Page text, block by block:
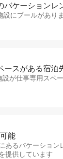
バ⁠ケ⁠ー⁠シ⁠ョ⁠ンレ⁠
設にプールがあり
ー⁠スがあ⁠る宿⁠泊⁠
設が仕事専用スペ
能
あるバケーション
提供しています